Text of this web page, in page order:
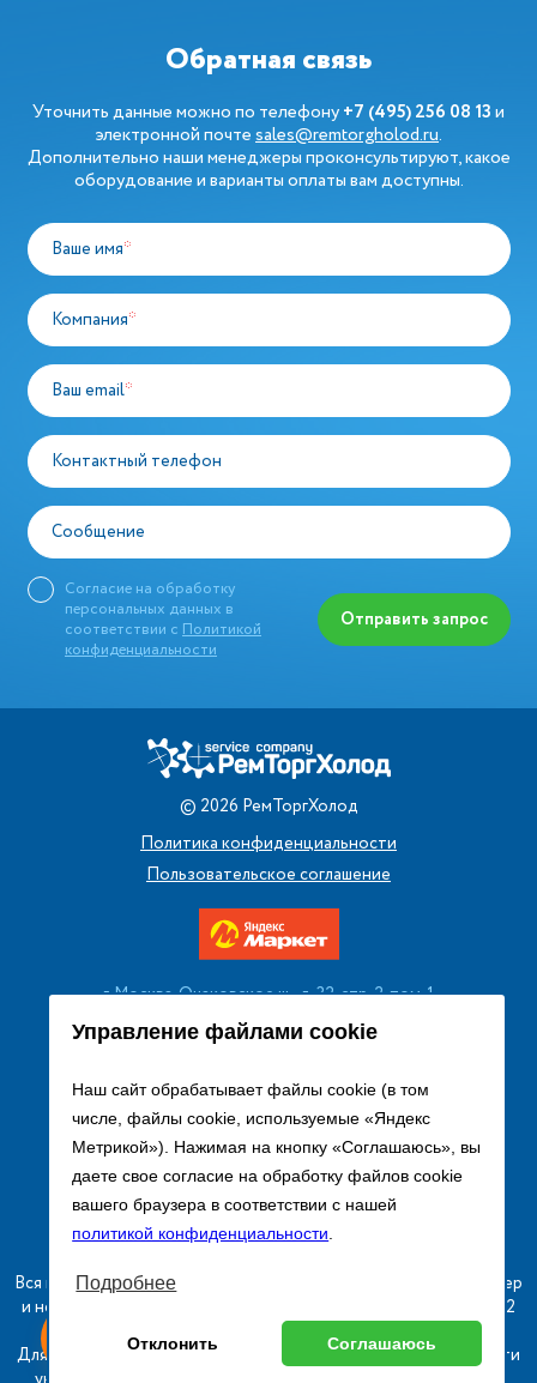
Управление файлами cookie
Наш сайт обрабатывает файлы cookie (в том
числе, файлы cookie, используемые «Яндекс
Метрикой»). Нажимая на кнопку «Соглашаюсь», вы
даете свое согласие на обработку файлов cookie
вашего браузера в соответствии с нашей
политикой конфиденциальности.
Подробнее
Отклонить Соглашаюсь
Обратная связь
Уточнить данные можно по телефону+7 (495) 256 08 13и
электронной почтеsales@remtorgholod.ru.
Дополнительно наши менеджеры проконсультируют, какое
оборудование и варианты оплаты вам доступны.
Ваше имя*
Компания*
Ваш email*
Контактный телефон
Сообщение
Согласие на обработку
персональных данных в
соответствии с Политикой
конфиденциальности
Отправить запрос
© 2026 РемТоргХолод
Политика конфиденциальности
Пользовательское соглашение
г. Москва, Очаковское ш., д. 32, стр. 2, пом. 1
+7 (495) 256 08 13
Заказать звонок
sales@remtorgholod.ru
Разработка и продвижение сайта
Вся информация на сайте о товарах носит справочный характер
и не является публичной офертой в соответствии с пунктом 2
статьи 437 ГК РФ.
Для получения подробной информации о наличии и стоимости
оборудование
Оставь заявку